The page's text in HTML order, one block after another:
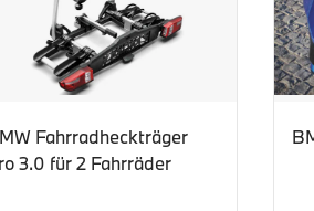
Fahrradheckträger
3.0 für 2 Fahrräder